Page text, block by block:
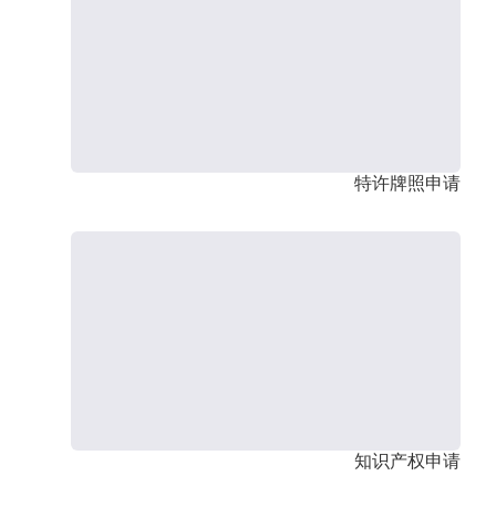
特许牌照申请
知识产权申请